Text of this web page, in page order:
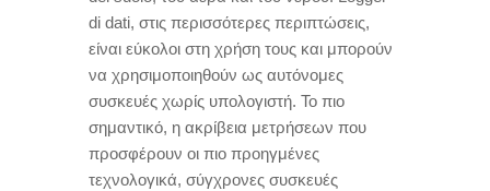
di dati, στις περισσότερες περιπτώσεις,
είναι εύκολοι στη χρήση τους και μπορούν
να χρησιμοποιηθούν ως αυτόνομες
συσκευές χωρίς υπολογιστή. Το πιο
σημαντικό, η ακρίβεια μετρήσεων που
προσφέρουν οι πιο προηγμένες
τεχνολογικά, σύγχρονες συσκευές